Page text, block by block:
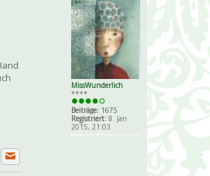
MissWunderlich
****
Beiträge: 1675
Registriert: 8. Jan
2015, 21:03
Private Nachricht senden